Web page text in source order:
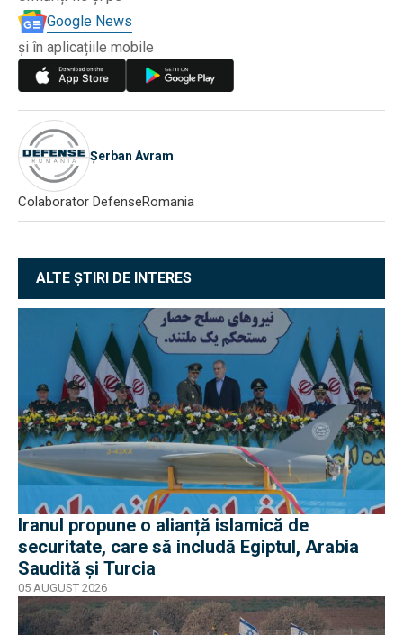
Google News
și în aplicațiile mobile
Șerban Avram
Colaborator DefenseRomania
ALTE ȘTIRI DE INTERES
Iranul propune o alianță islamică de
securitate, care să includă Egiptul, Arabia
Saudită și Turcia
05 AUGUST 2026